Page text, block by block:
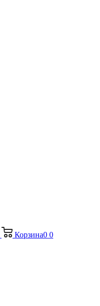
Корзина0 0